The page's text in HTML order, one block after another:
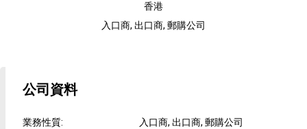
香港
入口商, 出口商, 郵購公司
公司資料
業務性質:
入口商, 出口商, 郵購公司